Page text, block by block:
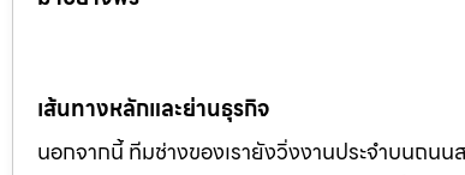
เส้นทางหลักและย่านธุรกิจ
นอกจากนี้ ทีมช่างของเรายังวิ่งงานประจำบนถนน